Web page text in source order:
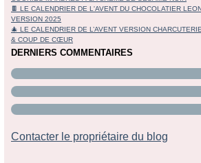
🍫 LE CALENDRIER DE L'AVENT DU CHOCOLATIER
VERSION 2025
🎄 LE CALENDRIER DE L’AVENT VERSION
& COUP DE CŒUR
DERNIERS COMMENTAIRES
Contacter le propriétaire du blog